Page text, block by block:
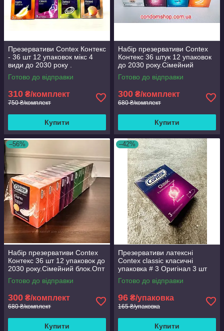
Презервативи Contex Контекс
- 36 шт 12 упаковок мікс 4
види до 2030 року .
Готово до відправки
310 ₴/комплект
750 ₴/комплект
Купити
Набір презервативи Contex
Контекс 36 штук 12 упаковок
до 2030 року.Сімейний
блок.Опт і роздріб.
Готово до відправки
300 ₴/комплект
680 ₴/комплект
Купити
–56%
Набір презервативи Contex
Контекс 36 шт 12 упаковок до
2030 року.Сімейний блок.Опт
і роздріб.
Готово до відправки
300 ₴/комплект
680 ₴/комплект
Купити
–42%
Презервативи латексні
Contex classic класичні
упаковка # 3 Оригінал 3 шт
Готово до відправки
96 ₴/упаковка
165 ₴/упаковка
Купити